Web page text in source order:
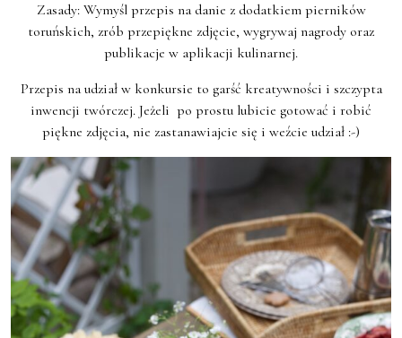
Zasady: Wymyśl przepis na danie z dodatkiem pierników
toruńskich, zrób przepiękne zdjęcie, wygrywaj nagrody oraz
publikacje w aplikacji kulinarnej.
Przepis na udział w konkursie to garść kreatywności i szczypta
inwencji twórczej. Jeżeli po prostu lubicie gotować i robić
piękne zdjęcia, nie zastanawiajcie się i weźcie udział :-)